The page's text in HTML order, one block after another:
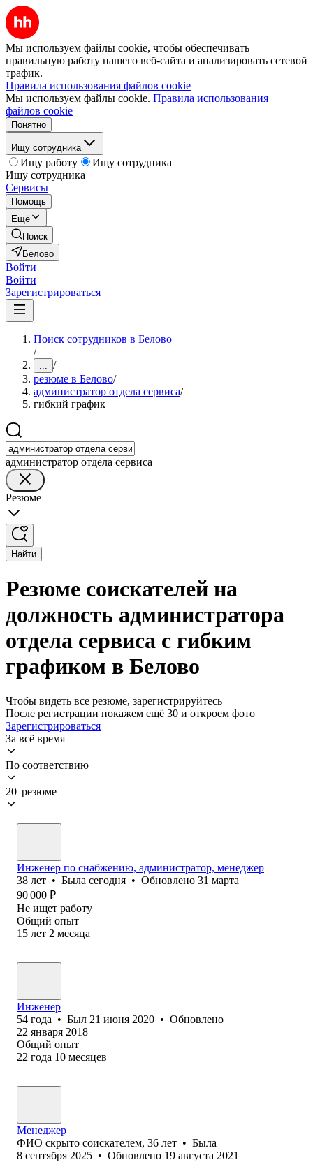
Мы используем файлы cookie, чтобы обеспечивать
правильную работу нашего веб-сайта и анализировать сетевой
трафик.
Правила использования файлов cookie
Мы используем файлы cookie. Правила использования
файлов cookie
Понятно
Ищу сотрудника
Ищу работу
Ищу сотрудника
Ищу сотрудника
Сервисы
Помощь
Ещё
Поиск
Белово
Войти
Войти
Зарегистрироваться
Поиск сотрудников в Белово
/
... /
резюме в Белово/
администратор отдела сервиса/
гибкий график
администратор отдела сервиса
Резюме
Найти
Резюме соискателей на
должность администратора
отдела сервиса с гибким
графиком в Белово
Чтобы видеть все резюме, зарегистрируйтесь
После регистрации покажем ещё 30 и откроем фото
Зарегистрироваться
За всё время
По соответствию
20 резюме
Инженер по снабжению, администратор, менеджер
38 лет • Была сегодня • Обновлено 31 марта
90 000 ₽
Не ищет работу
Общий опыт
15 лет 2 месяца
Инженер
54 года • Был 21 июня 2020 • Обновлено
22 января 2018
Общий опыт
22 года 10 месяцев
Менеджер
ФИО скрыто соискателем, 36 лет • Была
8 сентября 2025 • Обновлено 19 августа 2021